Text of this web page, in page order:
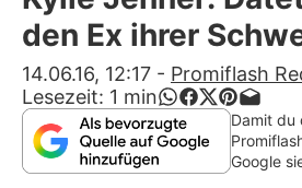
Alle Themen auf
App
Team
den Ex ihrer
14.06.16, 12:17 - Promiflash
Lesezeit: 1 min
Damit du
Google